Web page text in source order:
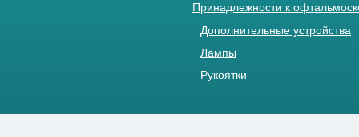
Принадлежности к
Дополнительные устройства
Лампы
Рукоятки